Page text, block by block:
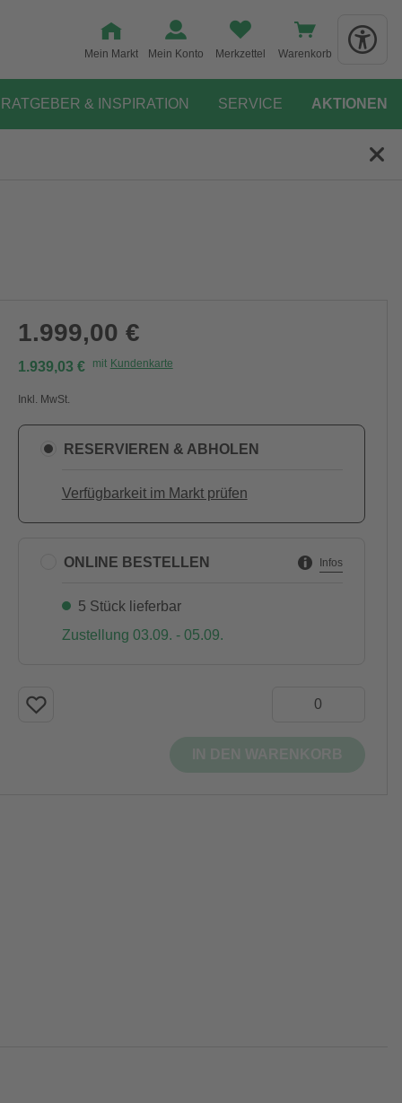
Mein Markt Mein Konto Merkzettel Warenkorb
RATGEBER & INSPIRATION SERVICE AKTIONEN
1.999,00 €
1.939,03 € mit Kundenkarte
Inkl. MwSt.
RESERVIEREN & ABHOLEN
Verfügbarkeit im Markt prüfen
ONLINE BESTELLEN Infos
5 Stück lieferbar
Zustellung 03.09. - 05.09.